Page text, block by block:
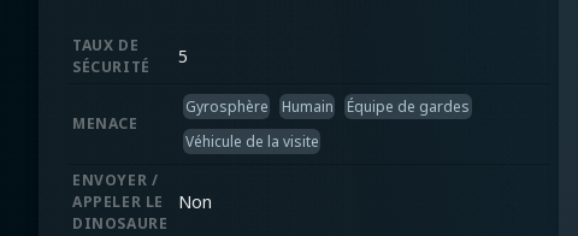
TAUX DE
SÉCURITÉ
5
MENACE
Gyrosphère Humain
Équipe de gardes
Véhicule de la visite
ENVOYER /
APPELER LE
DINOSAURE
Non